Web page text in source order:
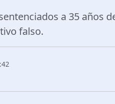
a 35 años
falso.